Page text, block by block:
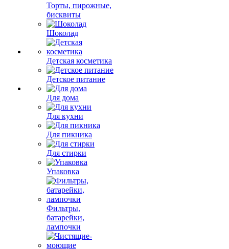
Торты, пирожные,
бисквиты
Шоколад
Детская косметика
Детское питание
Для дома
Для кухни
Для пикника
Для стирки
Упаковка
Фильтры,
батарейки,
лампочки